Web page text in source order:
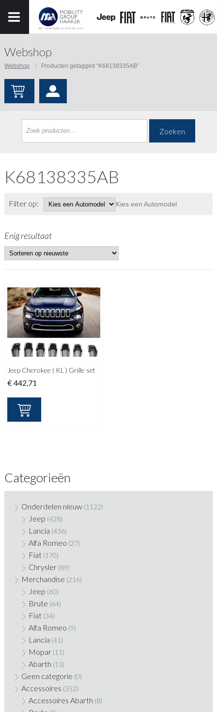
Webshop
Webshop Producten getagged “K68138335AB”
Zoeken
K68138335AB
Filter op: Kies een Automodel
Enig resultaat
Jeep Cherokee ( KL ) Grille set
€442,71
Categorieën
Onderdelen nieuw (1122)
Jeep (428)
Lancia (436)
Alfa Romeo (27)
Fiat (170)
Chrysler (89)
Merchandise (216)
Jeep (60)
Brute (64)
Fiat (34)
Alfa Romeo (9)
Lancia (41)
Mopar (11)
Abarth (13)
Geen categorie (0)
Accessoires (352)
Accessoires Abarth (8)